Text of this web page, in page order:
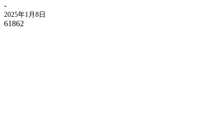
-
2025年1月8日
61862